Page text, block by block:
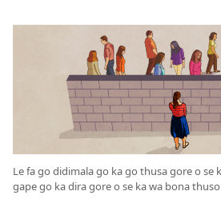
Le fa go didimala go ka go thusa gore o se
gape go ka dira gore o se ka wa bona thuso